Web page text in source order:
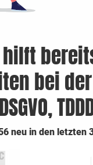
hilft
bei
neu in den letzten